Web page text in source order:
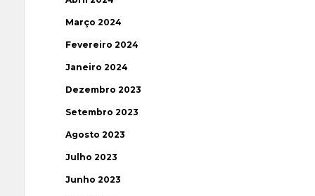
Março 2024
Fevereiro 2024
Janeiro 2024
Dezembro 2023
Setembro 2023
Agosto 2023
Julho 2023
Junho 2023